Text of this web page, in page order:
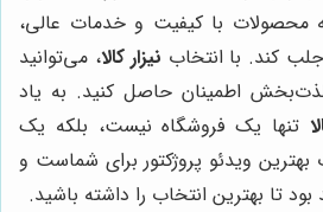
محصولات با کیفیت و خدمات عالی،
کند. با انتخاب نیزار کالا، می‌توانید
اطمینان حاصل کنید. به یاد
تنها یک فروشگاه نیست، بلکه یک
بهترین ویدئو پروژکتور برای شماست و
تا بهترین انتخاب را داشته باشید.